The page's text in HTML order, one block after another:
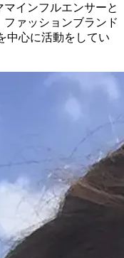
インフルエンサーと
ァッションブランド
中心に活動をしてい